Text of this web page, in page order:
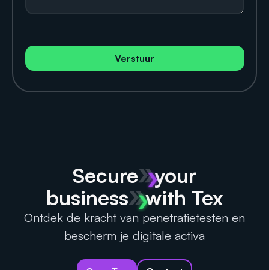
Verstuur
Secure
your
business
with Tex
Ontdek de kracht van penetratietesten en
bescherm je digitale activa